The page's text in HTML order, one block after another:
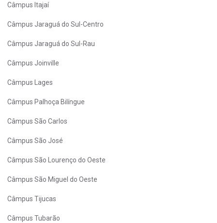
Câmpus Itajaí
Câmpus Jaraguá do Sul-Centro
Câmpus Jaraguá do Sul-Rau
Câmpus Joinville
Câmpus Lages
Câmpus Palhoça Bilíngue
Câmpus São Carlos
Câmpus São José
Câmpus São Lourenço do Oeste
Câmpus São Miguel do Oeste
Câmpus Tijucas
Câmpus Tubarão